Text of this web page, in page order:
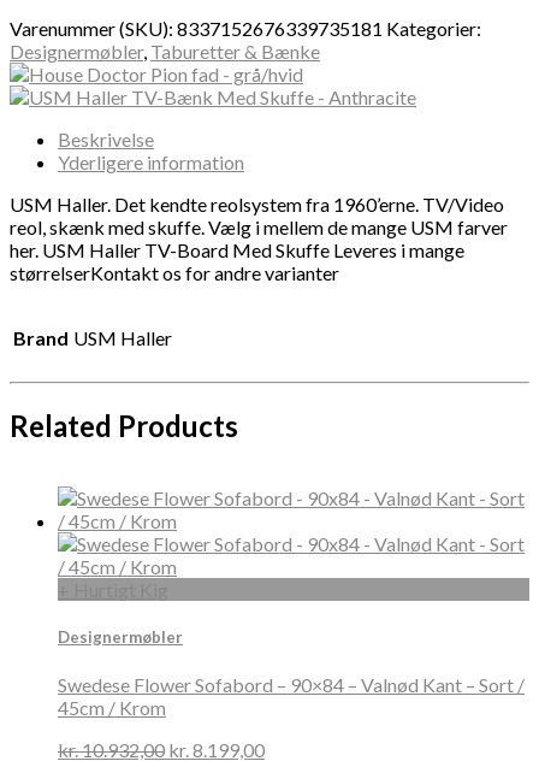
Varenummer (SKU): 8337152676339735181 Kategorier:
Designermøbler, Taburetter & Bænke
Beskrivelse
Yderligere information
USM Haller. Det kendte reolsystem fra 1960’erne. TV/Video
reol, skænk med skuffe. Vælg i mellem de mange USM farver
her. USM Haller TV-Board Med Skuffe Leveres i mange
størrelserKontakt os for andre varianter
Brand USM Haller
Related Products
Designermøbler
Swedese Flower Sofabord – 90×84 – Valnød Kant – Sort /
45cm / Krom
kr.10.932,00 kr.8.199,00